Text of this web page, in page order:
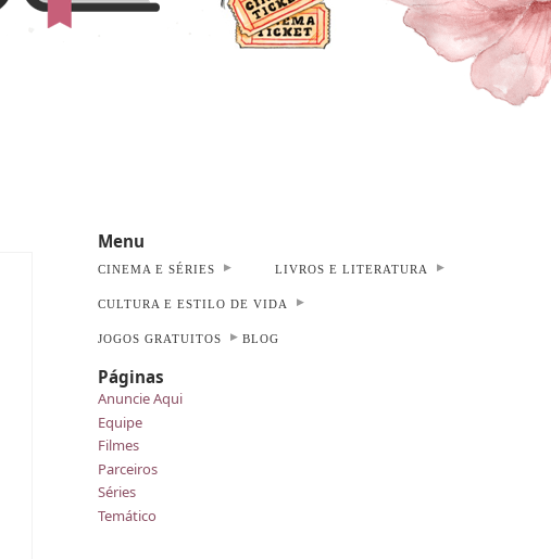
Menu
CINEMA E SÉRIES LIVROS E LITERATURA
CULTURA E ESTILO DE VIDA
JOGOS GRATUITOS BLOG
Páginas
Anuncie Aqui
Equipe
Filmes
Parceiros
Séries
Temático